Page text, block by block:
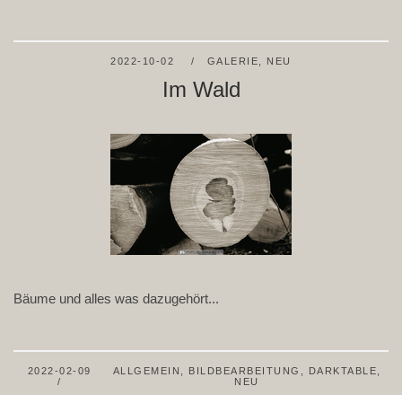
2022-10-02 GALERIE NEU
Im Wald
Bäume und alles was dazugehört...
2022-02-09 ALLGEMEIN , BILDBEARBEITUNG , DARKTABLE,
NEU